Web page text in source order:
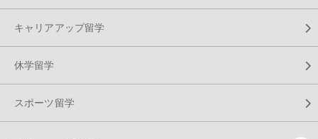
キャリアアップ留学
休学留学
スポーツ留学